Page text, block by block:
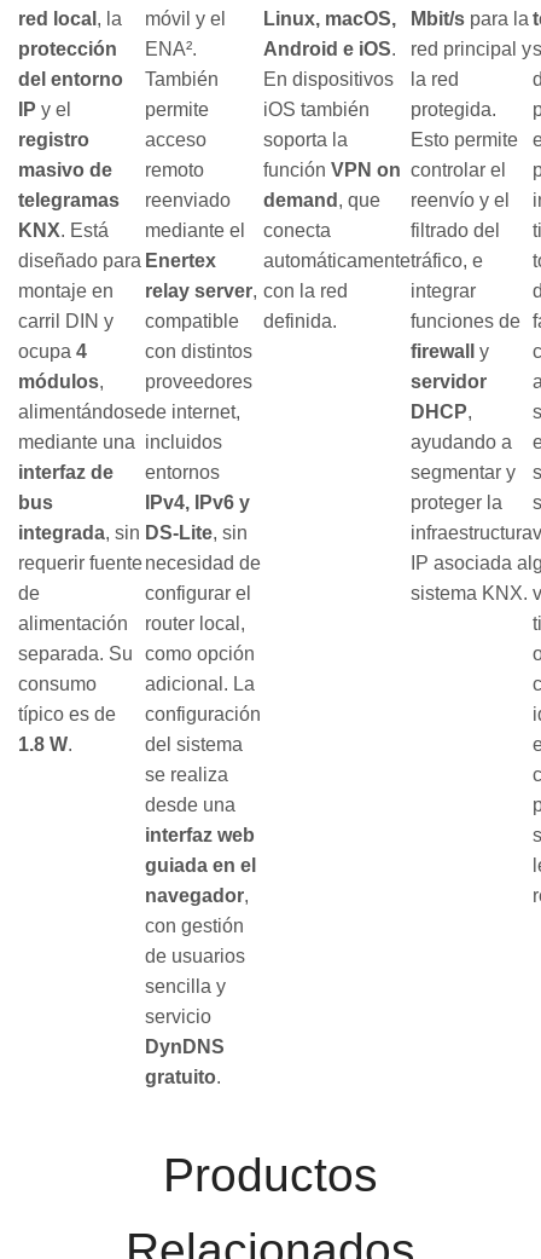
red local , la
protección
del entorno
IP y el
registro
masivo de
telegramas
KNX. Está
diseñado para
montaje en
carril DIN y
ocupa 4
módulos,
alimentándose
mediante una
interfaz de
bus
integrada, sin
requerir fuente
de
alimentación
separada. Su
consumo
típico es de
1.8 W.
móvil y el
ENA².
También
permite
acceso
remoto
reenviado
mediante el
Enertex
relay server,
compatible
con distintos
proveedores
de internet,
incluidos
entornos
IPv4, IPv6 y
DS-Lite, sin
necesidad de
configurar el
router local,
como opción
adicional. La
configuración
del sistema
se realiza
desde una
interfaz web
guiada en el
navegador,
con gestión
de usuarios
sencilla y
servicio
DynDNS
gratuito.
Linux, macOS,
Android e iOS.
En dispositivos
iOS también
soporta la
función VPN on
demand , que
conecta
automáticamente
con la red
definida.
Mbit/s para la
red principal y
la red
protegida.
Esto permite
controlar el
reenvío y el
filtrado del
tráfico, e
integrar
funciones de
firewall
y
servidor
DHCP,
ayudando a
segmentar y
proteger la
infraestructura
IP asociada al
sistema KNX.
Productos